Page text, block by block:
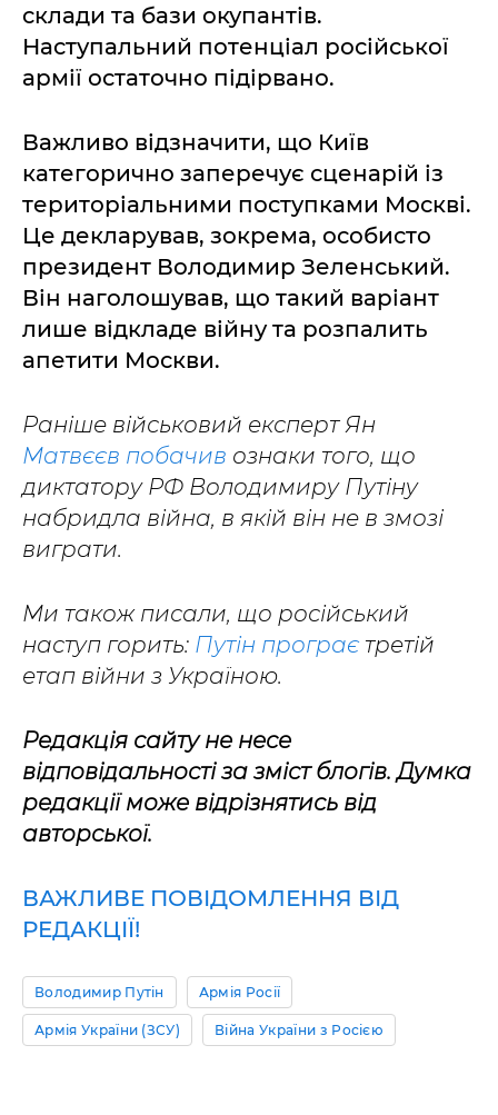
склади та бази окупантів.
Наступальний потенціал російської
армії остаточно підірвано.
Важливо відзначити, що Київ
категорично заперечує сценарій із
територіальними поступками Москві.
Це декларував, зокрема, особисто
президент Володимир Зеленський.
Він наголошував, що такий варіант
лише відкладе війну та розпалить
апетити Москви.
Раніше військовий експерт Ян
Матвєєв побачив ознаки того, що
диктатору РФ Володимиру Путіну
набридла війна, в якій він не в змозі
виграти.
Ми також писали, що російський
наступ горить: Путін програєтретій
етап війни з Україною.
Редакція сайту не несе
відповідальності за зміст блогів. Думка
редакції може відрізнятись від
авторської.
ВАЖЛИВЕ ПОВІДОМЛЕННЯ ВІД
РЕДАКЦІЇ!
Володимир Путін Армія Росії
Армія України (ЗСУ) Війна України з Росією